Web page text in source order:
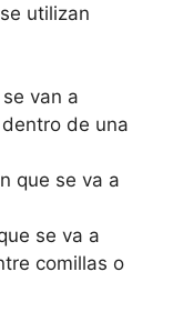
utilizan
van a
de una
que se va a
se va a
comillas o